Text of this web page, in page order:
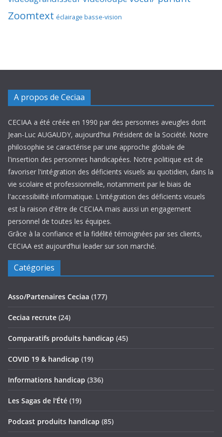
Zoomtext éclairage basse-vision
A propos de Ceciaa
CECIAA a été créée en 1990 par des personnes aveugles dont
Jean-Luc AUGAUDY, aujourd'hui Président de la Société. Notre
philosophie se caractérise par une approche globale de
l'insertion des personnes handicapées. Notre politique est de
favoriser l'intégration des déficients visuels au quotidien, dans la
vie scolaire et professionnelle, notamment par le biais de
l'accessibiilté informatique. L'intégration des déficients visuels
est la raison d'être de CECIAA mais aussi un engagement
personnel de toutes les équipes.
Grâce à la confiance et la fidélité témoignées par ses clients,
CECIAA est aujourd’hui leader sur son marché.
Catégories
Asso/Partenaires Ceciaa (177)
Ceciaa recrute (24)
Comparatifs produits handicap (45)
COVID 19 & handicap (19)
Informations handicap (336)
Les Sagas de l'Été (19)
Podcast produits handicap (85)